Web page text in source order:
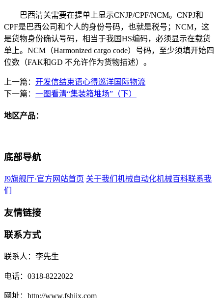
巴西清关需要在提单上显示CNJP/CPF/NCM。CNPJ和
CPF是巴西公司和个人的身份号码，也就是税号；NCM，这
是货物身份确认号码，相当于我国HS编码，必须显示在载货
单上。NCM（Harmonized cargo code）号码，至少须填开始四
位数（FAK和GD 不允许作为货物描述）。
上一篇： 开发信结束语心得巡洋国际物流
下一篇： 一图看清“集装箱堆场”（下）
地区产品：
底部导航
J9旗舰厅·官方网站首页 关于我们 机械自动化机械百科联系我
们
友情链接
联系方式
联系人：李先生
电话：0318-8222022
网址：http://www.fshjjx.com